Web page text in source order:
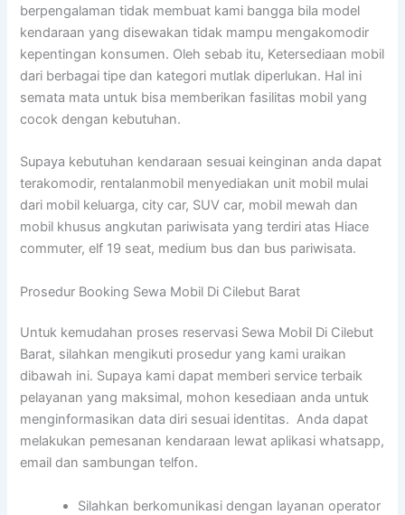
berpengalaman tidak membuat kami bangga bila model
kendaraan yang disewakan tidak mampu mengakomodir
kepentingan konsumen. Oleh sebab itu, Ketersediaan mobil
dari berbagai tipe dan kategori mutlak diperlukan. Hal ini
semata mata untuk bisa memberikan fasilitas mobil yang
cocok dengan kebutuhan.
Supaya kebutuhan kendaraan sesuai keinginan anda dapat
terakomodir, rentalanmobil menyediakan unit mobil mulai
dari mobil keluarga, city car, SUV car, mobil mewah dan
mobil khusus angkutan pariwisata yang terdiri atas Hiace
commuter, elf 19 seat, medium bus dan bus pariwisata.
Prosedur Booking Sewa Mobil Di Cilebut Barat
Untuk kemudahan proses reservasi Sewa Mobil Di Cilebut
Barat, silahkan mengikuti prosedur yang kami uraikan
dibawah ini. Supaya kami dapat memberi service terbaik
pelayanan yang maksimal, mohon kesediaan anda untuk
menginformasikan data diri sesuai identitas. Anda dapat
melakukan pemesanan kendaraan lewat aplikasi whatsapp,
email dan sambungan telfon.
Silahkan berkomunikasi dengan layanan operator